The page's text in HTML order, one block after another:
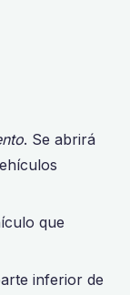
. Se abrirá
que
inferior de